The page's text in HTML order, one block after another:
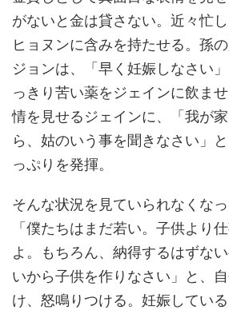
がないと金は貸さない。近々忙し
ヒョヌンに含みを持たせる。孫
ジョンは、「早く妊娠しなさい
っきり苦い薬をジェインに飲ま
情を見せるジェインに、「我が
ら、姑のいう事を聞きなさい」
っぷりを発揮。
そんな状況を見ていられなくなっ
「僕たちはまだ若い。子供より
よ。もちろん、納得するはずな
いから子供を作りなさい」と、
け、怒鳴りつける。妊娠してい